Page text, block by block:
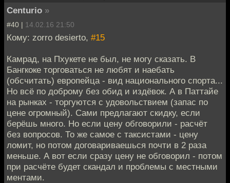
Centurio »
#40 | 14.02.16 21:50
Кому: zorro desierto, #15
Камрад, на Пхукете не был, не могу сказать. В
Бангкоке торговаться не любят и наебать
(обсчитать) европейца - вид национального спорта...
Но всё по доброму без обид и издёвок. А в Паттайе
на рынках - торгуются с удовольствием (запас по
цене огромный). Сами предлагают скидку, если
берёшь много. Но если цену обговорили - расчёт
без вопросов. То же самое с таксистами - цену
ломит, но потом договариваешься почти в 2 раза
меньше. А вот если сразу цену не обговорил - потом
при расчёте будет скандал и проблемы с местными
ментами.